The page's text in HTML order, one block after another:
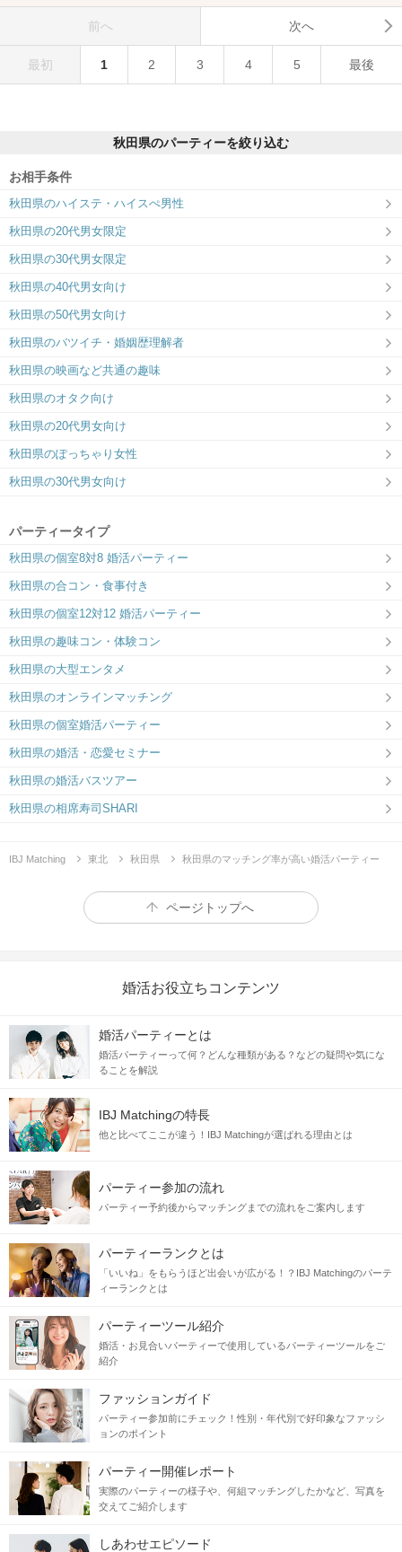
前へ 次へ
最初 1 2 3 4 5 最後
秋田県のパーティーを絞り込む
お相手条件
秋田県のハイステ・ハイスぺ男性
秋田県の20代男女限定
秋田県の30代男女限定
秋田県の40代男女向け
秋田県の50代男女向け
秋田県のバツイチ・婚姻歴理解者
秋田県の映画など共通の趣味
秋田県のオタク向け
秋田県の20代男女向け
秋田県のぽっちゃり女性
秋田県の30代男女向け
パーティータイプ
秋田県の個室8対8 婚活パーティー
秋田県の合コン・食事付き
秋田県の個室12対12 婚活パーティー
秋田県の趣味コン・体験コン
秋田県の大型エンタメ
秋田県のオンラインマッチング
秋田県の個室婚活パーティー
秋田県の婚活・恋愛セミナー
秋田県の婚活バスツアー
秋田県の相席寿司SHARI
IBJ Matching 東北 秋田県 秋田県のマッチング率が高い婚活パーティー
ページトップへ
婚活お役立ちコンテンツ
婚活パーティーとは
婚活パーティーって何？どんな種類がある？などの疑問や気にな
ることを解説
IBJ Matchingの特長
他と比べてここが違う！IBJ Matchingが選ばれる理由とは
パーティー参加の流れ
パーティー予約後からマッチングまでの流れをご案内します
パーティーランクとは
「いいね」をもらうほど出会いが広がる！？IBJ Matchingのパーテ
ィーランクとは
パーティーツール紹介
婚活・お見合いパーティーで使用しているパーティーツールをご
紹介
ファッションガイド
パーティー参加前にチェック！性別・年代別で好印象なファッシ
ョンのポイント
パーティー開催レポート
実際のパーティーの様子や、何組マッチングしたかなど、写真を
交えてご紹介します
しあわせエピソード